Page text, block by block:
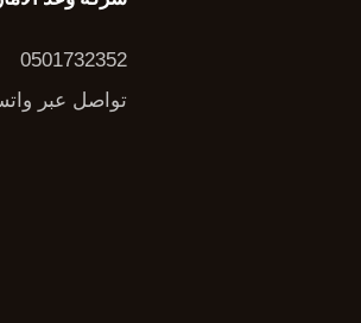
0501732352
تواصل عبر